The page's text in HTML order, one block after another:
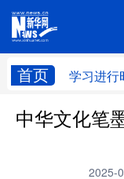
首页 学习进行
学习进行时
中华文化笔
2025-